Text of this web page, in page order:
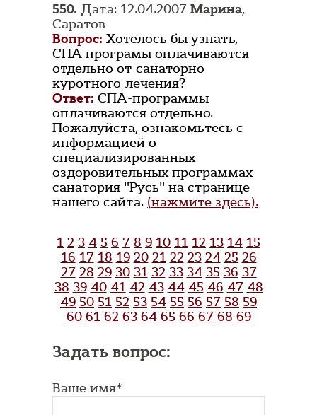
550. Дата: 12.04.2007 Марина,
Саратов
Вопрос: Хотелось бы узнать,
СПА програмы оплачиваются
отдельно от санаторно-
куротного лечения?
Ответ: СПА-программы
оплачиваются отдельно.
Пожалуйста, ознакомьтесь с
информацией о
специализированных
оздоровительных программах
санатория "Русь" на странице
нашего сайта. (нажмите здесь).
1 2 3 4 5 6 7 8 9 10 11 12 13 14 15
16 17 18 19 20 21 22 23 24 25 26
27 28 29 30 31 32 33 34 35 36 37
38 39 40 41 42 43 44 45 46 47 48
49 50 51 52 53 54 55 56 57 58 59
60 61 62 63 64 65 66 67 68 69
Задать вопрос:
Ваше имя*